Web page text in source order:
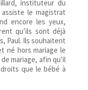
instituteur du
le magistrat
encore les yeux,
qu’ils sont déjà
Paul. Ils souhaitent
né hors mariage le
mariage, afin qu’il
que le bébé à